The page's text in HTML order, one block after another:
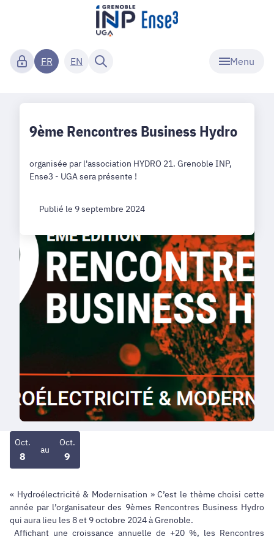
Menu
FR EN
9ème Rencontres Business Hydro
organisée par l'association HYDRO 21. Grenoble INP,
Ense3 - UGA sera présente !
Publié le 9 septembre 2024
Oct.
8
au
Oct.
9
« Hydroélectricité & Modernisation » C’est le thème choisi cette
année par l’organisateur des 9èmes Rencontres Business Hydro
qui aura lieu les 8 et 9 octobre 2024 à Grenoble.
Affichant une croissance annuelle de +20 %, les Rencontres